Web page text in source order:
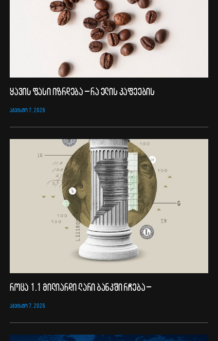
ყავის ფასი იზრდება – რა ელის კაფეების
ᲐᲒᲕᲘᲡᲢᲝ 7, 2026
როცა 1.1 მილიარდი ლარი ბანკში რჩება –
ᲐᲒᲕᲘᲡᲢᲝ 7, 2026